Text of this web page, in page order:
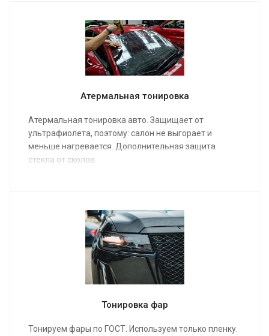
Атермальная тонировка
Атермальная тонировка авто. Защищает от
ультрафиолета, поэтому: салон не выгорает и
меньше нагревается. Дополнительная защита
стекла от сколов.
Тонировка фар
Тонируем фары по ГОСТ. Используем только пленку.